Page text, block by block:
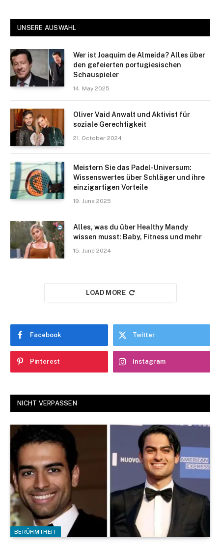
UNSERE AUSWAHL
Wer ist Joaquim de Almeida? Alles über
den gefeierten portugiesischen
Schauspieler
14. May 2025
Oliver Vaid Anwalt und Aktivist für
soziale Gerechtigkeit
21. October 2024
Meistern Sie das Padel-Universum:
Wissenswertes über Schläger und ihre
einzigartigen Vorteile
19. June 2025
Alles, was du über Healthy Mandy
wissen musst: Baby, Fitness und mehr
15. June 2024
LOAD MORE
Facebook Twitter
Pinterest Instagram
NICHT VERPASSEN
BERÜHMTHEIT